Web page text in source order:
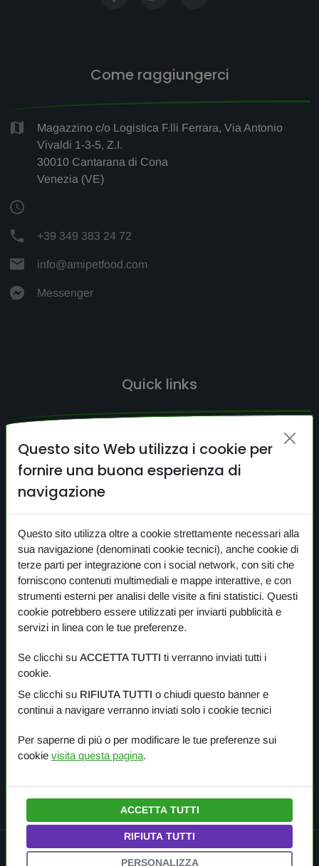
Come raggiungerci
Magazzino c/o Logistica F.lli Ferrara, Via Antonio
Vivaldi 1-3-5, Z.I.
30010 Cantarana di Cona
Venezia (VE)
+39 349 383 24 72
info@amipetfood.com
Messenger
Quick links
NEWS
PRIVACY
COOKIE
I nostri prodotti
One Planet
Small Gestures of Love
© 2022 — 2026 Amì Planet Srl.Tutti i diritti riservati.
Questo sito Web utilizza i cookie per
fornire una buona esperienza di
navigazione
Questo sito utilizza oltre a cookie strettamente necessari alla
sua navigazione (denominati cookie tecnici), anche cookie di
terze parti per integrazione con i social network, con siti che
forniscono contenuti multimediali e mappe interattive, e con
strumenti esterni per analisi delle visite a fini statistici. Questi
cookie potrebbero essere utilizzati per inviarti pubblicità e
servizi in linea con le tue preferenze.
Se clicchi su ACCETTA TUTTI ti verranno inviati tutti i
cookie.
Se clicchi su RIFIUTA TUTTI o chiudi questo banner e
continui a navigare verranno inviati solo i cookie tecnici
Per saperne di più o per modificare le tue preferenze sui
cookie visita questa pagina.
ACCETTA TUTTI
RIFIUTA TUTTI
PERSONALIZZA